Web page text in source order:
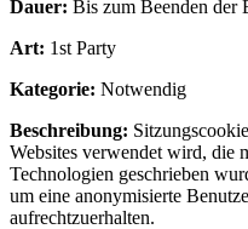
Dauer: Bis zum Beenden der
Art: 1st Party
Kategorie: Notwendig
Beschreibung:
Websites verwendet wird, die
Technologien geschrieben
um eine anonymisierte
aufrechtzuerhalten.